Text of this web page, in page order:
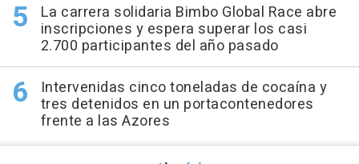
La carrera solidaria Bimbo Global Race abre
inscripciones y espera superar los casi
2.700 participantes del año pasado
Intervenidas cinco toneladas de cocaína y
tres detenidos en un portacontenedores
frente a las Azores